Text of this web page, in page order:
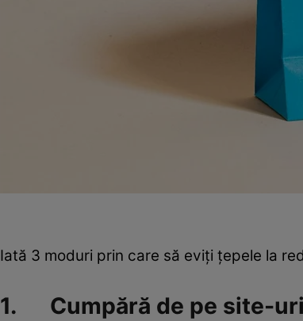
Iată 3 moduri prin care să eviți țepele la
1. Cumpără de pe site-